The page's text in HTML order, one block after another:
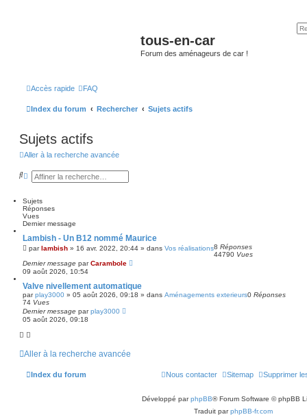
tous-en-car
Forum des aménageurs de car !
Accès rapide FAQ
Index du forum Rechercher Sujets actifs
Sujets actifs
Aller à la recherche avancée
R
h
e
r
c
e
r
R
h
e
r
c
e
a
a
n
é
e
Sujets
Réponses
Vues
Dernier message
Lambish - Un B12 nommé Maurice
parlambish » 16 avr. 2022, 20:44 » dans Vos réalisations8 Réponses
44790 Vues
Dernier message parCarambole
09 août 2026, 10:54
Valve nivellement automatique
parplay3000 » 05 août 2026, 09:18 » dans Aménagements exterieurs0 Réponses
74 Vues
Dernier message parplay3000
05 août 2026, 09:18
Aller à la recherche avancée
Index du forum Supprimer
Sitemap
Nous contacter
Développé parphpBB® Forum Software © phpBB
Traduit parphpBB-fr.com